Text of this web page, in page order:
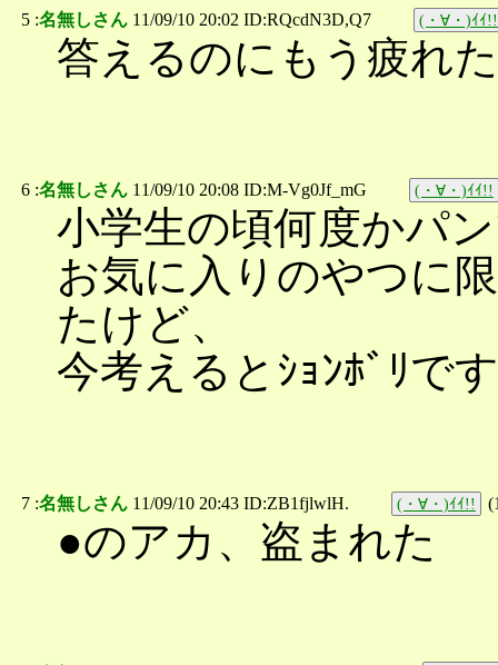
5 :名無しさん 11/09/10 20:02 ID:RQcdN3D,Q7 (・∀・)ｲｲ!!
答えるのにもう疲れ
6 :名無しさん 11/09/10 20:08 ID:M-Vg0Jf_mG (・∀・)ｲｲ!!
小学生の頃何度かパ
お気に入りのやつに
たけど、
今考えるとｼｮﾝﾎﾞﾘで
7 :名無しさん 11/09/10 20:43 ID:ZB1fjlwlH. (・∀・)ｲｲ!! (
●のアカ、盗まれた